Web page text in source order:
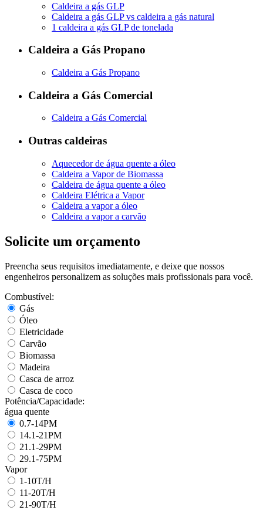
Caldeira a gás GLP
Caldeira a gás GLP vs caldeira a gás natural
1 caldeira a gás GLP de tonelada
Caldeira a Gás Propano
Caldeira a Gás Propano
Caldeira a Gás Comercial
Caldeira a Gás Comercial
Outras caldeiras
Aquecedor de água quente a óleo
Caldeira a Vapor de Biomassa
Caldeira de água quente a óleo
Caldeira Elétrica a Vapor
Caldeira a vapor a óleo
Caldeira a vapor a carvão
Solicite um orçamento
Preencha seus requisitos imediatamente, e deixe que nossos
engenheiros personalizem as soluções mais profissionais para você.
Combustível:
Gás
Óleo
Eletricidade
Carvão
Biomassa
Madeira
Casca de arroz
Casca de coco
Potência/Capacidade:
água quente
0.7-14PM
14.1-21PM
21.1-29PM
29.1-75PM
Vapor
1-10T/H
11-20T/H
21-90T/H